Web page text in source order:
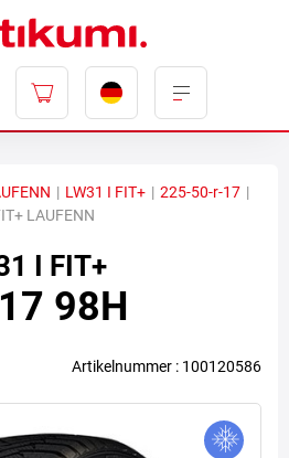
| LW31 I FIT+ | 225-50-r-17 |
LAUFENN
I FIT+
98H
Artikelnummer : 100120586